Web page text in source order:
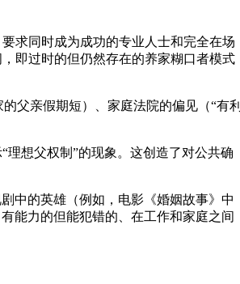
求同时成为成功的专业人士和完全在场
即过时的但仍然存在的养家糊口者模式
父亲假期短）、家庭法院的偏见（“有利
理想父权制”的现象。这创造了对公共确
中的英雄（例如，电影《婚姻故事》中
能力的但能犯错的、在工作和家庭之间